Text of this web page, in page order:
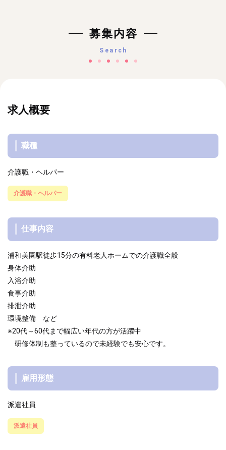
募集内容
Search
求人概要
職種
介護職・ヘルパー
介護職・ヘルパー
仕事内容
浦和美園駅徒歩15分の有料老人ホームでの介護職全般
身体介助
入浴介助
食事介助
排泄介助
環境整備 など
※20代～60代まで幅広い年代の方が活躍中
研修体制も整っているので未経験でも安心です。
雇用形態
派遣社員
派遣社員